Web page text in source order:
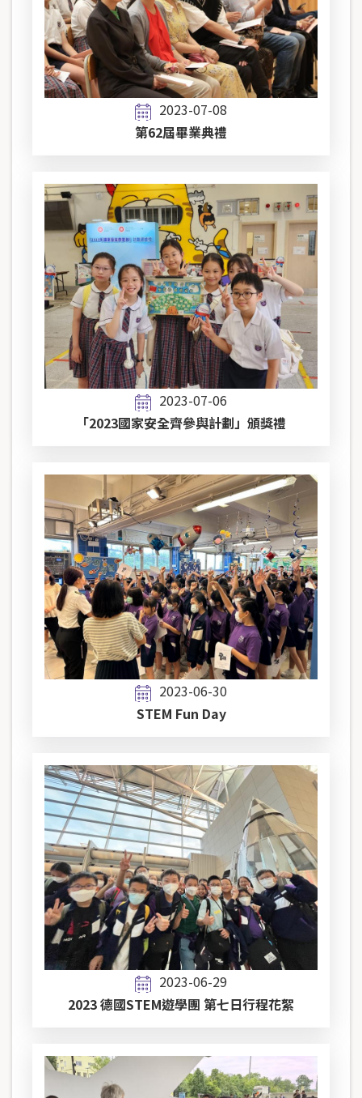
2023-07-08
第62屆畢業典禮
2023-07-06
「2023國家安全齊參與計劃」頒獎禮
2023-06-30
STEM Fun Day
2023-06-29
2023 德國STEM遊學團 第七日行程花絮